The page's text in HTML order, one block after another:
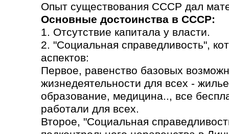
Опыт существования СССР дал
Основные достоинства в СССР:
1. Отсутствие капитала у власти.
2. "Социальная справедливость",
аспектов:
Первое, равенство базовых
жизнедеятельности для всех -
образование, медицина.., все
работали для всех.
Второе, "Социальная